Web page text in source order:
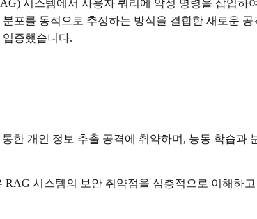
시스템에서 사용자 쿼리에 악성 명령을 삽입
포를 동적으로 추정하는 방식을 결합한 새로운
증했습니다.
한 개인 정보 추출 공격에 취약하며, 능동 학습
시스템의 보안 취약점을 심층적으로 이해하